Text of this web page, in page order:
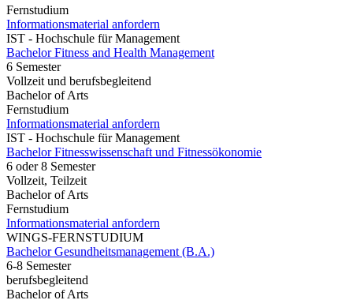
Fernstudium
Informationsmaterial anfordern
IST - Hochschule für Management
Bachelor Fitness and Health Management
6 Semester
Vollzeit und berufsbegleitend
Bachelor of Arts
Fernstudium
Informationsmaterial anfordern
IST - Hochschule für Management
Bachelor Fitnesswissenschaft und Fitnessökonomie
6 oder 8 Semester
Vollzeit, Teilzeit
Bachelor of Arts
Fernstudium
Informationsmaterial anfordern
WINGS-FERNSTUDIUM
Bachelor Gesundheitsmanagement (B.A.)
6-8 Semester
berufsbegleitend
Bachelor of Arts